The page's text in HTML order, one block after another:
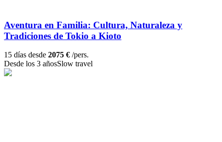
Aventura en Familia: Cultura, Naturaleza y
Tradiciones de Tokio a Kioto
15 días desde 2075 € /pers.
Desde los 3 añosSlow travel